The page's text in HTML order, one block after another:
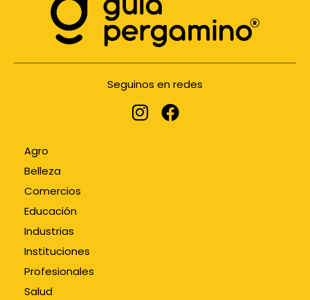
Seguinos en redes
Agro
Belleza
Comercios
Educación
Industrias
Instituciones
Profesionales
Salud